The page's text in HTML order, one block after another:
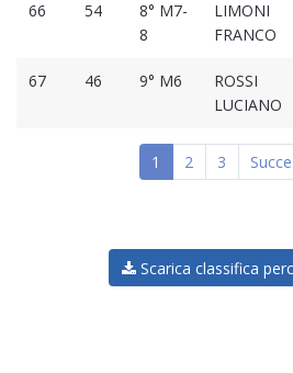
66 54
8° M7-
8
LIMONI
FRANCO
67 46 9° M6
ROSSI
LUCIANO
1 2 3
Scarica classifica